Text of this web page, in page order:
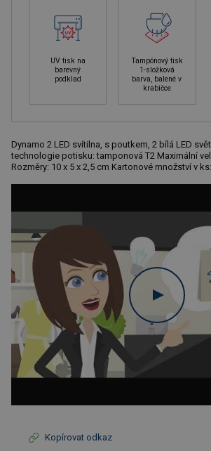
UV tisk na
barevný
podklad
Tampónový tisk
1-složková
barva, balené v
krabičce
Dynamo 2 LED svítilna, s poutkem, 2 bílá LED
technologie potisku: tamponová T2 Maximální
Rozměry: 10 x 5 x 2,5 cm Kartonové množství v
Kopírovat odkaz